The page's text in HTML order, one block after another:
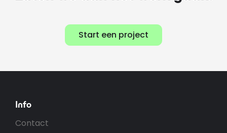
Start een project
Info
Contact